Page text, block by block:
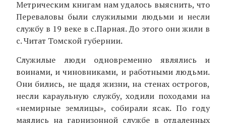
Метрическим книгам нам удалось выяснить, что
Переваловы были служилыми людьми и несли
службу в 19 веке в с.Парная. До этого они жили в
с. Читат Томской губернии.
Служилые люди одновременно являлись и
воинами, и чиновниками, и работными людьми.
Они бились, не щадя жизни, на стенах острогов,
несли караульную службу, ходили походами на
«немирные землицы», собирали ясак. По году
маялись на гарнизонной службе в отдаленных